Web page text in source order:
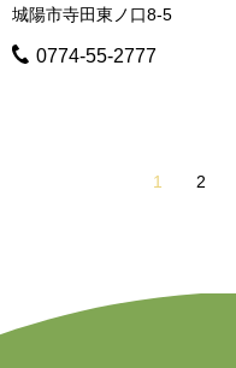
城陽市寺田東ノ口8-5
0774-55-2777
1 2